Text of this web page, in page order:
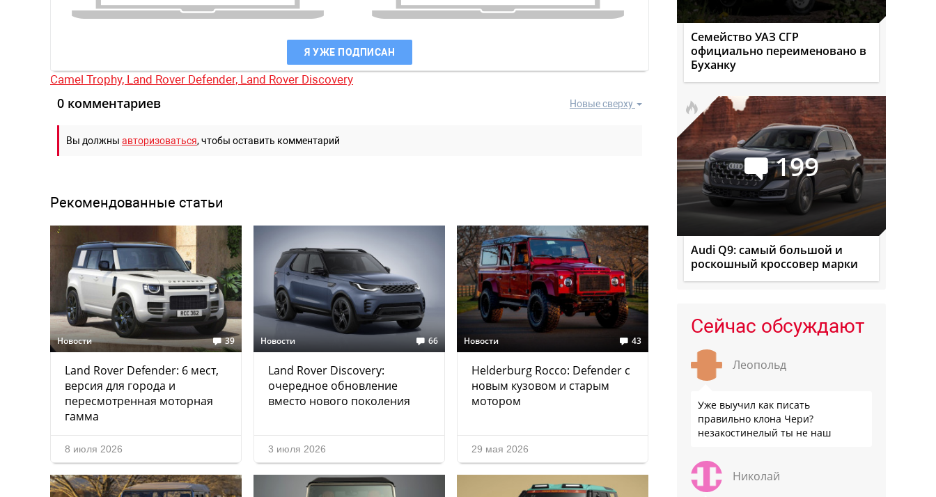
Я УЖЕ ПОДПИСАН
Camel Trophy, Land Rover Defender, Land Rover Discovery
Новые сверху
0 комментариев
Вы должны авторизоваться, чтобы оставить комментарий
Рекомендованные статьи
Новости 39
Land Rover Defender: 6 мест,
версия для города и
пересмотренная моторная
гамма
8 июля 2026
Новости 66
Land Rover Discovery:
очередное обновление
вместо нового поколения
3 июля 2026
Новости 43
Helderburg Rocco: Defender с
новым кузовом и старым
мотором
29 мая 2026
Семейство УАЗ СГР
официально переименовано в
Буханку
199
Audi Q9: самый большой и
роскошный кроссовер марки
Сейчас обсуждают
Леопольд
Уже выучил как писать
правильно клона Чери?
незакостинелый ты не наш
Николай